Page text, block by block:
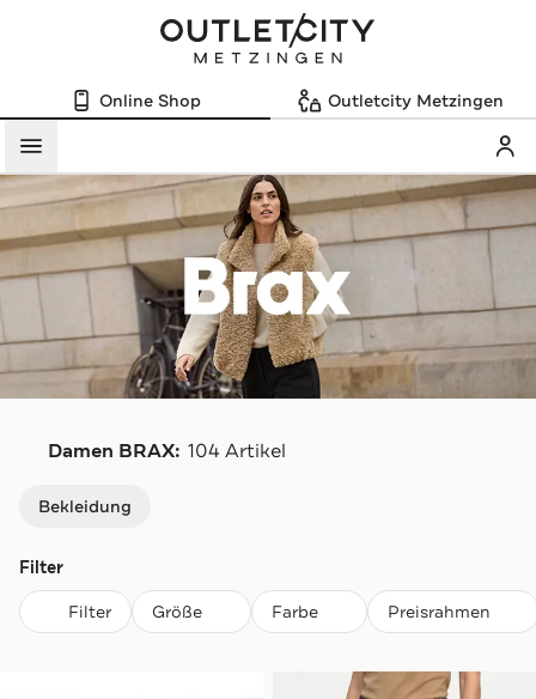
Online Shop Outletcity Metzingen
Menü
Damen BRAX: 104 Artikel
Bekleidung
Filter
Filter Größe Farbe Preisrahmen